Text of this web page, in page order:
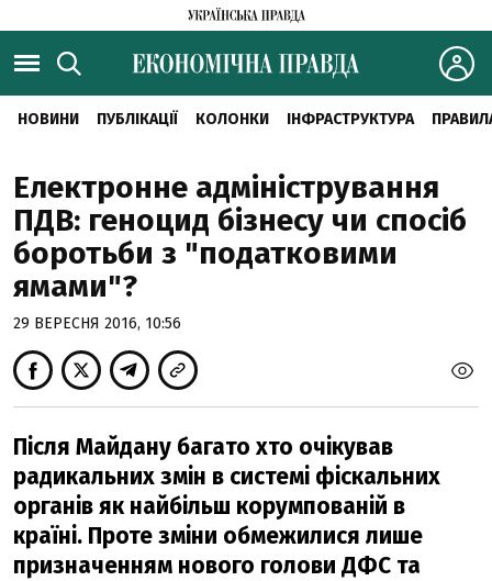
НОВИНИ ПУБЛІКАЦІЇ КОЛОНКИ ІНФРАСТРУКТУРА
Електронне адміністрування
ПДВ: геноцид бізнесу чи спосіб
боротьби з "податковими
ямами"?
29 ВЕРЕСНЯ 2016, 10:56
Після Майдану багато хто очікував
радикальних змін в системі фіскальних
органів як найбільш корумпованій в
країні. Проте зміни обмежилися лише
призначенням нового голови ДФС та